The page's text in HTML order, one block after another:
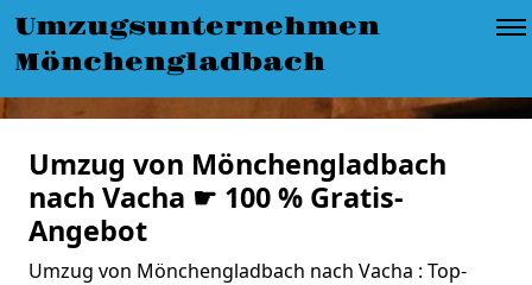
Umzugsunternehmen
Mönchengladbach
Umzug von Mönchengladbach
nach Vacha ☛ 100 % Gratis-
Angebot
Umzug von Mönchengladbach nach Vacha : Top-